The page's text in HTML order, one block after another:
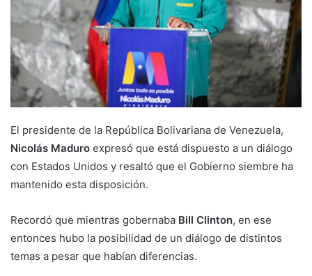
El presidente de la República Bolivariana de Venezuela,
Nicolás Maduro expresó que está dispuesto a un diálogo
con Estados Unidos y resaltó que el Gobierno siembre ha
mantenido esta disposición.
Recordó que mientras gobernaba Bill Clinton, en ese
entonces hubo la posibilidad de un diálogo de distintos
temas a pesar que habían diferencias.